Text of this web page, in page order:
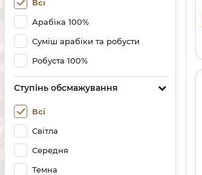
Всі
Арабіка 100%
Суміш арабіки та робусти
Робуста 100%
Ступінь обсмажування
Всі
Світла
Середня
Темна